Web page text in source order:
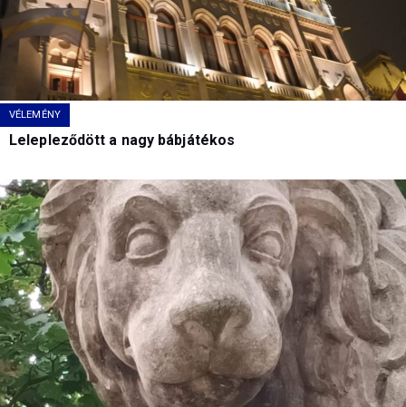
VÉLEMÉNY
Lelepleződött a nagy bábjátékos